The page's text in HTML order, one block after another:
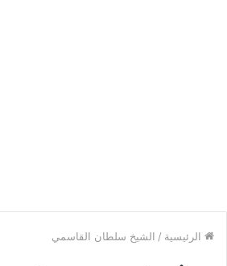
الرئيسية / الشيخ سلطان القاسمي